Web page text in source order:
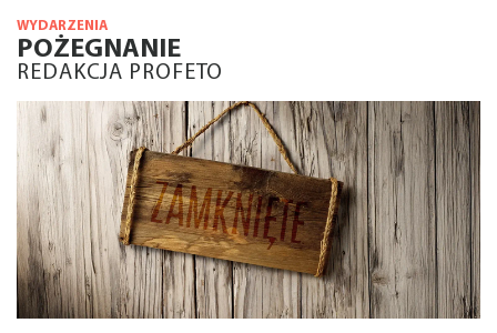
WYDARZENIA
POŻEGNANIE
REDAKCJA PROFETO